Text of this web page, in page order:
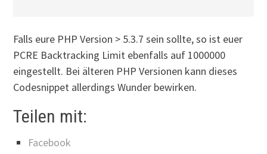
Falls eure PHP Version > 5.3.7 sein sollte, so ist euer
PCRE Backtracking Limit ebenfalls auf 1000000
eingestellt. Bei älteren PHP Versionen kann dieses
Codesnippet allerdings Wunder bewirken.
Teilen mit:
Facebook